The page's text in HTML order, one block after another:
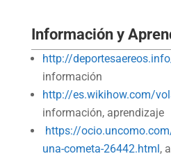
Información y
http://
información
http://es.wikihow.com/
información, aprendizaje
https://
una-cometa-26442.html,